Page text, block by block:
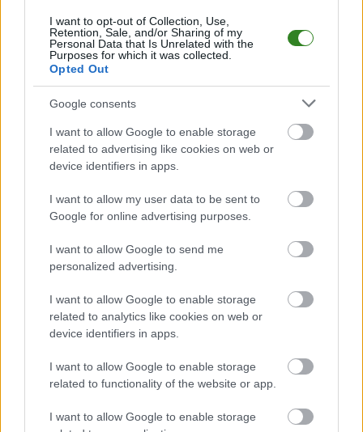
I want to opt-out of Collection, Use,
Retention, Sale, and/or Sharing of my
Personal Data that Is Unrelated with the
Purposes for which it was collected.
Opted Out
Google consents
I want to allow Google to enable storage
related to advertising like cookies on web or
device identifiers in apps.
I want to allow my user data to be sent to
Google for online advertising purposes.
I want to allow Google to send me
personalized advertising.
I want to allow Google to enable storage
related to analytics like cookies on web or
device identifiers in apps.
I want to allow Google to enable storage
related to functionality of the website or app.
I want to allow Google to enable storage
transmisja na żywo.
Gdzie oglądać?
(05.08.2026)
KOMENTARZE
Uwaga!
Teraz komentarze są domyślnie ukryte, aby poprawić
„Zobacz komentarze”, aby je wyświetlić i dołączyć do
dyskusji.
Zobacz komentarze
NASTĘPNY ARTYKUŁ
2026-06-05 19:41
Baraże o Betclic 2 ligę: KSZO
Ostrowiec Świętokrzyski vs. Resovia
[ZAPOWIEDŹ]